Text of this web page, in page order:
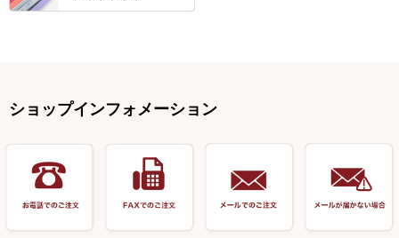
玉網（高級品）
替網・仕付糸
ハリスメジャー系
底取りアイテム
ハサミ
ポンプ絞り器・ポンプ類
リーズ
釣台 釣宝・その他
偏光サングラス
小物ケース・保護ケース
浮子用素材
塗料用 筆
装飾品
リサイクル 竹竿（～19,999円）
リサイクル 竹竿（深山）
リサイクル 浮子
ショップインフォメーション